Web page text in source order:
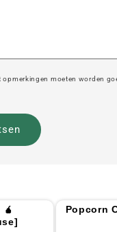
opmerkingen moeten worden
Popcorn